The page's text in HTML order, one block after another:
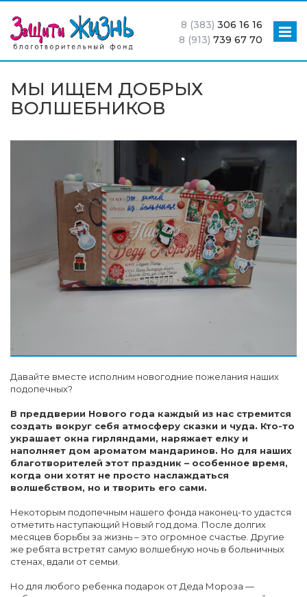
8 (383) 306 16 16
8 (913) 739 67 70
МЫ ИЩЕМ ДОБРЫХ
ВОЛШЕБНИКОВ
Давайте вместе исполним новогодние пожелания наших
подопечных?
В преддверии Нового года каждый из нас стремится
создать вокруг себя атмосферу сказки и чуда. Кто-то
украшает окна гирляндами, наряжает елку и
наполняет дом ароматом мандаринов. Но для наших
благотворителей этот праздник – особенное время,
когда они хотят не просто наслаждаться
волшебством, но и творить его сами.
Некоторым подопечным нашего фонда наконец-то удастся
отметить наступающий Новый год дома. После долгих
месяцев борьбы за жизнь – это огромное счастье. Другие
же ребята встретят самую волшебную ночь в больничных
cтенах, вдали от семьи.
Но для любого ребенка подарок от Деда Мороза —